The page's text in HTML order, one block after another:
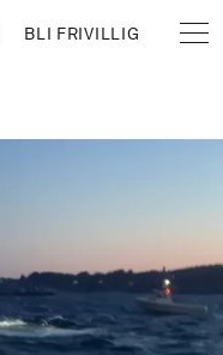
BLI FRIVILLIG